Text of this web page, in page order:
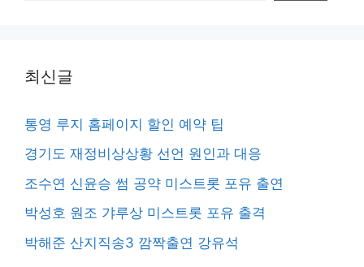
최신글
통영 루지 홈페이지 할인 예약 팁
경기도 재정비상상황 선언 원인과 대응
조수연 신윤승 썸 공약 미스트롯 포유 출연
박성호 원조 갸루상 미스트롯 포유 출격
박해준 산지직송3 깜짝출연 강유석